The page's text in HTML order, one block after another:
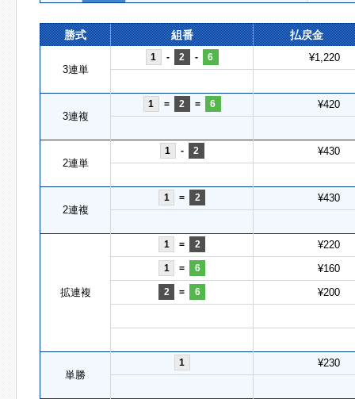
勝式 組番 払戻金
3連単
1 - 2 - 6 ¥1,220
3連複
1 = 2 = 6 ¥420
2連単
1 - 2 ¥430
2連複
1 = 2 ¥430
拡連複
1 = 2 ¥220
1 = 6 ¥160
2 = 6 ¥200
単勝
1 ¥230